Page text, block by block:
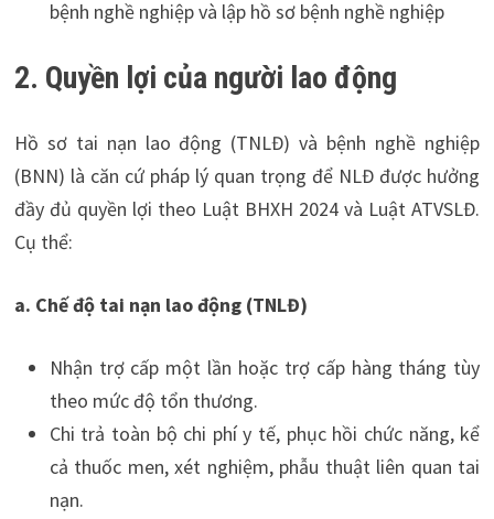
bệnh nghề nghiệp và lập hồ sơ bệnh nghề nghiệp
2. Quyền lợi của người lao động
Hồ sơ tai nạn lao động (TNLĐ) và bệnh nghề nghiệp
(BNN) là căn cứ pháp lý quan trọng để NLĐ được hưởng
đầy đủ quyền lợi theo Luật BHXH 2024 và Luật ATVSLĐ.
Cụ thể:
a. Chế độ tai nạn lao động (TNLĐ)
Nhận trợ cấp một lần hoặc trợ cấp hàng tháng tùy
theo mức độ tổn thương.
Chi trả toàn bộ chi phí y tế, phục hồi chức năng, kể
cả thuốc men, xét nghiệm, phẫu thuật liên quan tai
nạn.